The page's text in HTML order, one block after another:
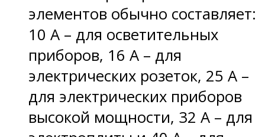
элементов обычно составляет:
10 А – для осветительных
приборов, 16 А – для
электрических розеток, 25 А –
для электрических приборов
высокой мощности, 32 А – для